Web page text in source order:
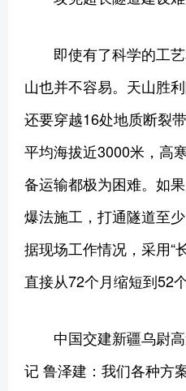
即使有了科学的工艺
山也并不容易。天山胜
还要穿越16处地质断裂
平均海拔近3000米，高
备运输都极为困难。如
爆法施工，打通隧道至
据现场工作情况，采用“
直接从72个月缩短到52个
中国交建新疆乌尉高
记 鲁泽建：我们各种方